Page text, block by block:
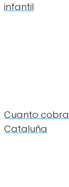
infantil
Cuanto
Cataluña